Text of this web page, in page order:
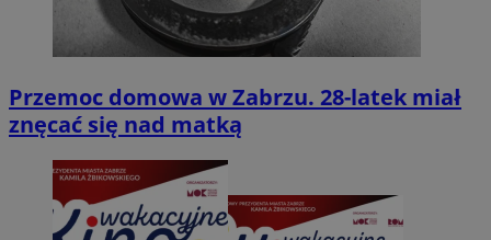
Przemoc domowa w Zabrzu. 28-latek miał
znęcać się nad matką